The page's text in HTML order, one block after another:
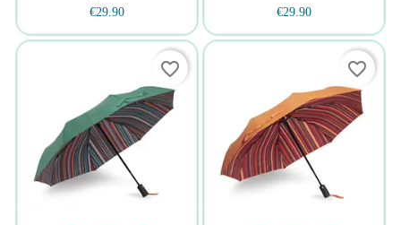
€29.90
€29.90
favorite_border favorite_border